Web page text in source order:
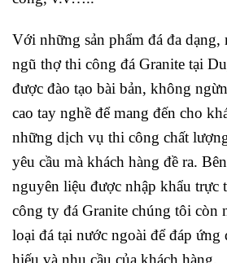
Với những sản phẩm đá đa dạng,
ngũ thợ thi công đá Granite tại
được đào tạo bài bản, không
cao tay nghề để mang đến cho
những dịch vụ thi công chất
yêu cầu mà khách hàng đề ra.
nguyên liệu được nhập khẩu trực
công ty đá Granite chúng tôi còn
loại đá tại nước ngoài để đáp ứng
hiếu và nhu cầu của khách hàng.